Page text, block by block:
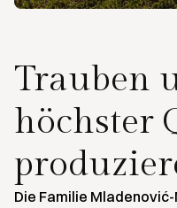
Trauben
höchster
Die Familie